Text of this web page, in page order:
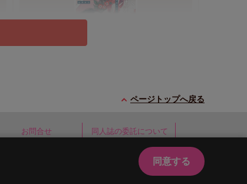
ページトップへ戻る
お問合せ 同人誌の委託について
同意する